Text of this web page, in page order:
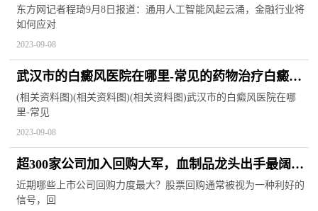
技五大趋势，3个与AI有关
东方网记者程琦9月8日报道：通用人工智能风起云涌，金融行业将
如何应对
2023-09-08
武汉市的白癜风医院在哪里-常见的药物治疗白癜风
的方法有什么
(相关资料图)(相关资料图)(相关资料图)武汉市的白癜风医院在哪
里-常见
2023-09-08
超300家公司加入回购大军，血制品龙头出手最阔！
两路资金潜伏这些股
近期哪些上市公司回购力度最大？股票回购通常被视为一种利好的
信号，回